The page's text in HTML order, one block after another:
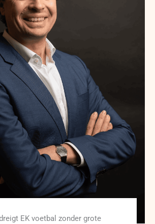
EK voetbal zonder grote